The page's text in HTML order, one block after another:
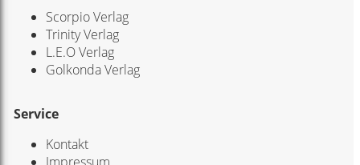
Scorpio Verlag
Trinity Verlag
L.E.O Verlag
Golkonda Verlag
Service
Kontakt